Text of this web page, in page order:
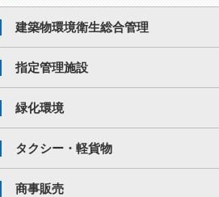
建築物環境衛生総合管理
指定管理施設
緑化環境
タクシー・軽貨物
商事販売